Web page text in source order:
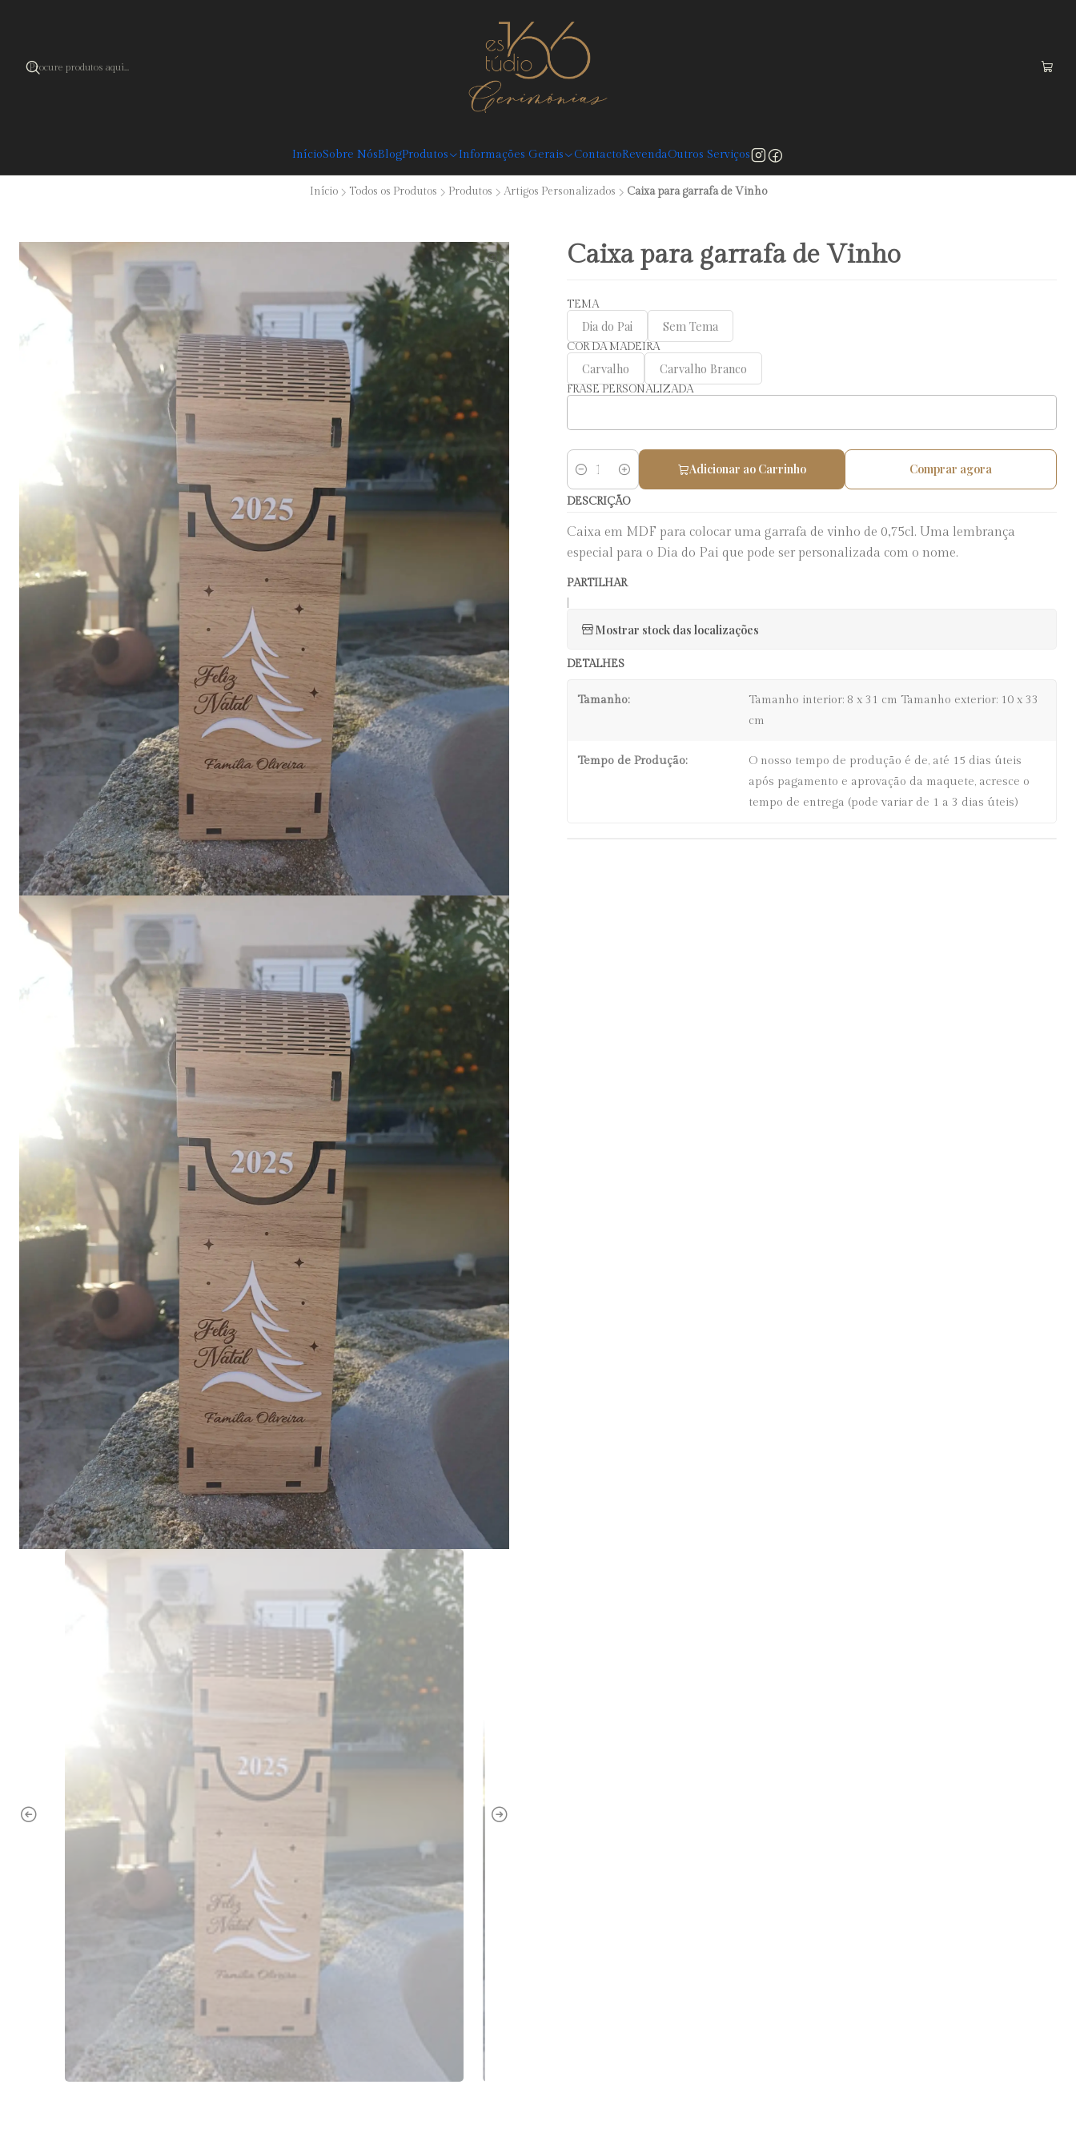
InícioSobre NósBlogProdutos Informações Gerais ContactoRevendaOutros Serviços
Início Todos os Produtos Produtos Artigos Personalizados Caixa para garrafa de Vinho
Caixa para garrafa de Vinho
TEMA
Dia do Pai Sem Tema
COR DA MADEIRA
Carvalho Carvalho Branco
FRASE PERSONALIZADA
Quantidade
Adicionar ao Carrinho Comprar agora
DESCRIÇÃO
Caixa em MDF para colocar uma garrafa de vinho de 0,75cl. Uma lembrança
especial para o Dia do Pai que pode ser personalizada com o nome.
PARTILHAR
Mostrar stock das localizações
DETALHES
Tamanho:
Tamanho interior: 8 x 31 cm Tamanho exterior: 10 x 33
cm
Tempo de Produção:
O nosso tempo de produção é de, até 15 dias úteis
após pagamento e aprovação da maquete, acresce o
tempo de entrega (pode variar de 1 a 3 dias úteis)